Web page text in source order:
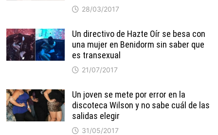
28/03/2017
Un directivo de Hazte Oír se besa con
una mujer en Benidorm sin saber que
es transexual
21/07/2017
Un joven se mete por error en la
discoteca Wilson y no sabe cuál de las
salidas elegir
31/05/2017